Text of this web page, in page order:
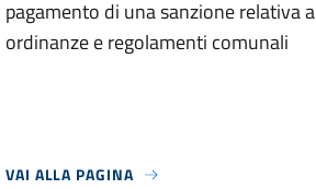
pagamento di una sanzione relativa a
ordinanze e regolamenti comunali
VAI ALLA PAGINA